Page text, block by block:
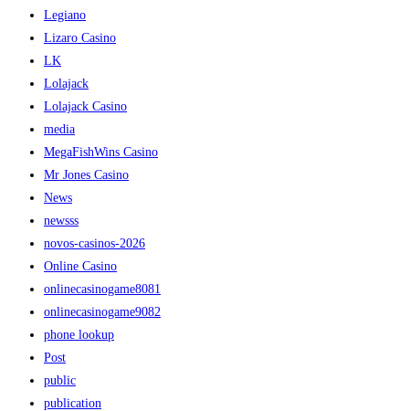
Legiano
Lizaro Casino
LK
Lolajack
Lolajack Casino
media
MegaFishWins Casino
Mr Jones Casino
News
newsss
novos-casinos-2026
Online Casino
onlinecasinogame8081
onlinecasinogame9082
phone lookup
Post
public
publication